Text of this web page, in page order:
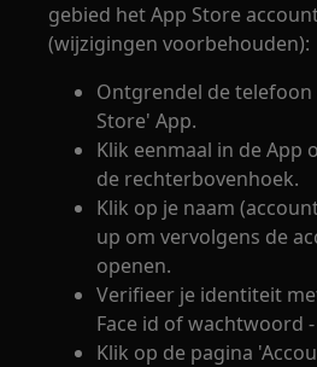
gebied het App Store
(wijzigingen voorbehouden):
Ontgrendel de telefoon
Store' App.
Klik eenmaal in de App
de rechterbovenhoek.
Klik op je naam
up om vervolgens de
openen.
Verifieer je identiteit
Face id of wachtwoord
Klik op de pagina